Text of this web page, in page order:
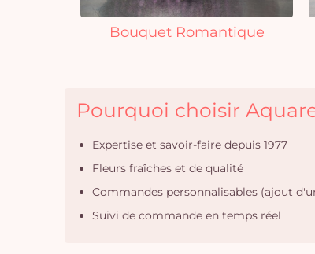
Bouquet Romantique
Pourquoi choisir
Expertise et savoir-faire depuis 1977
Fleurs fraîches et de qualité
Commandes personnalisables (ajout
Suivi de commande en temps réel